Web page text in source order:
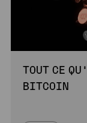
TOUT CE
BITCOIN